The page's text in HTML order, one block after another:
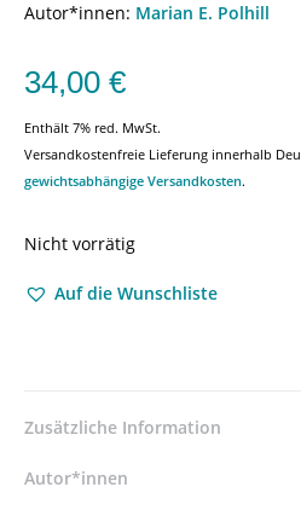
Autor*innen: Marian E. Polhill
34,00 €
Enthält 7% red. MwSt.
Versandkostenfreie Lieferung innerhalb
gewichtsabhängige Versandkosten.
Nicht vorrätig
Auf die Wunschliste
Zusätzliche Information
Autor*innen